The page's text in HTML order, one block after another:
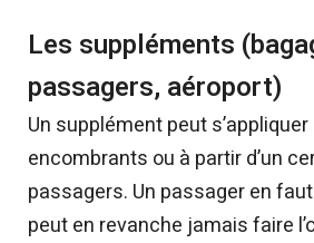
Les suppléments
passagers, aéroport)
Un supplément peut
encombrants ou à partir d’un
passagers. Un passager en
peut en revanche jamais faire